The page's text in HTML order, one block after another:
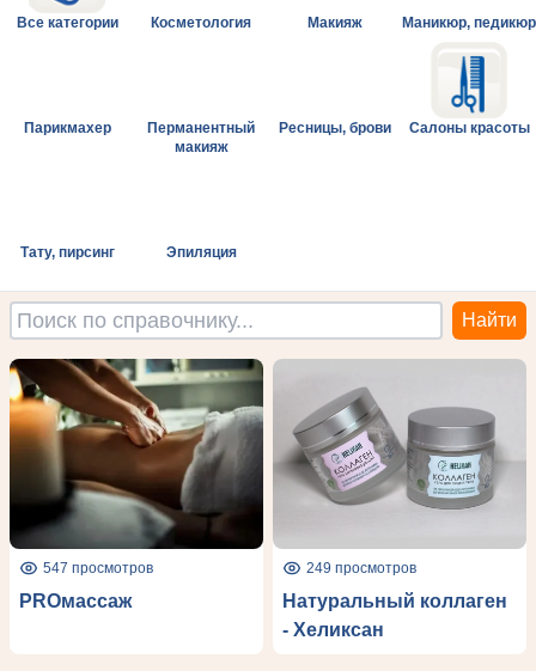
Все категории Косметология Макияж Маникюр, педикюр
Парикмахер
Перманентный
макияж
Ресницы, брови Салоны красоты
Тату, пирсинг Эпиляция
547 просмотров
PROмассаж
249 просмотров
Натуральный коллаген
- Хеликсан